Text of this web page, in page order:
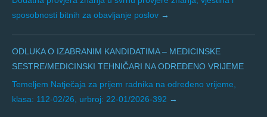
sposobnosti bitnih za obavljanje poslov
ODLUKA O IZABRANIM KANDIDATIMA – MEDICINSKE
SESTRE/MEDICINSKI TEHNIČARI NA ODREĐENO VRIJEME
Temeljem Natječaja za prijem radnika na određeno vrijeme,
klasa: 112-02/26, urbroj: 22-01/2026-392